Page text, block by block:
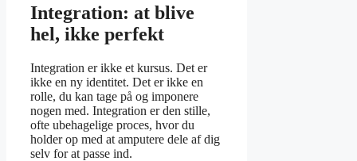
Integration: at blive
hel, ikke perfekt
Integration er ikke et kursus. Det er
ikke en ny identitet. Det er ikke en
rolle, du kan tage på og imponere
nogen med. Integration er den stille,
ofte ubehagelige proces, hvor du
holder op med at amputere dele af dig
selv for at passe ind.